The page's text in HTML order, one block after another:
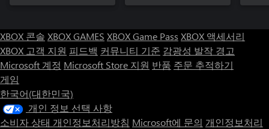
XBOX 콘솔 XBOX GAMES XBOX Game Pass XBOX 액세서리
XBOX 고객 지원 피드백 커뮤니티 기준 감광성 발작 경고
Microsoft 계정 Microsoft Store 지원 반품 주문 추적하기
게임
한국어(대한민국)
개인 정보 선택 사항
소비자 상태 개인정보처리방침 Microsoft에 문의 개인정보처리